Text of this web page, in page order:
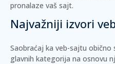
pronalaze vaš sajt.
Najvažniji izvori
Saobraćaj ka veb-sajtu
glavnih kategorija na osnovu